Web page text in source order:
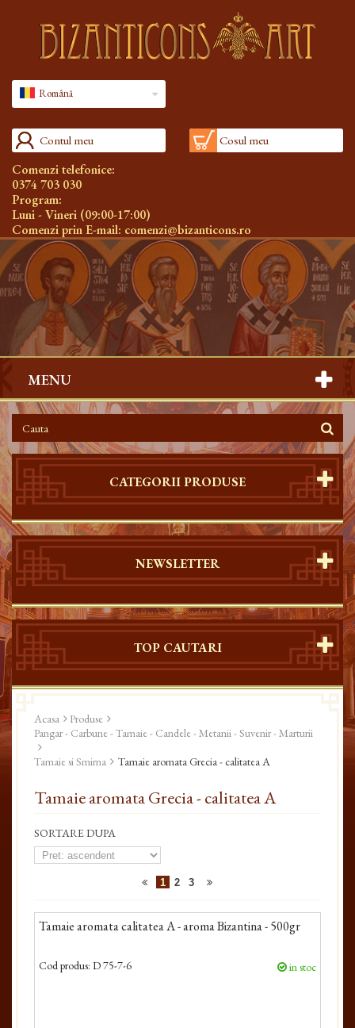
Română
Contul meu Cosul meu
Comenzi telefonice:
0374 703 030
Program:
Luni - Vineri (09:00-17:00)
Comenzi prin E-mail: comenzi@bizanticons.ro
MENU
CATEGORII PRODUSE
NEWSLETTER
TOP CAUTARI
Acasa
Produse
Pangar - Carbune - Tamaie - Candele - Metanii - Suvenir - Marturii
Tamaie si Smirna
Tamaie aromata Grecia - calitatea A
Tamaie aromata Grecia - calitatea A
SORTARE DUPA
1 2 3
Tamaie aromata calitatea A - aroma Bizantina - 500gr
Cod produs: D 75-7-6 in stoc